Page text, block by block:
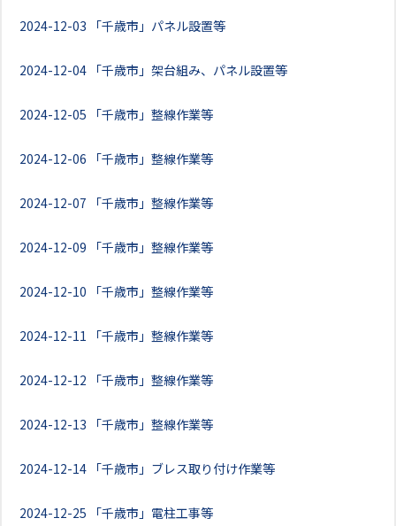
2024-12-03 「千歳市」パネル設置等
2024-12-04 「千歳市」架台組み、パネル設置等
2024-12-05 「千歳市」整線作業等
2024-12-06 「千歳市」整線作業等
2024-12-07 「千歳市」整線作業等
2024-12-09 「千歳市」整線作業等
2024-12-10 「千歳市」整線作業等
2024-12-11 「千歳市」整線作業等
2024-12-12 「千歳市」整線作業等
2024-12-13 「千歳市」整線作業等
2024-12-14 「千歳市」ブレス取り付け作業等
2024-12-25 「千歳市」電柱工事等